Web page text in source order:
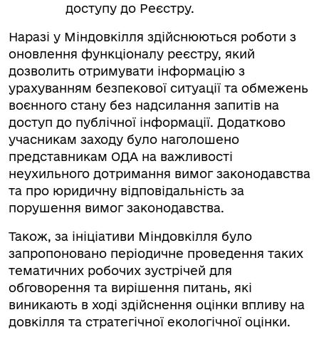
доступу до Реєстру.
Наразі у Міндовкілля здійснюються роботи з
оновлення функціоналу реєстру, який
дозволить отримувати інформацію з
урахуванням безпекової ситуації та обмежень
воєнного стану без надсилання запитів на
доступ до публічної інформації. Додатково
учасникам заходу було наголошено
представникам ОДА на важливості
неухильного дотримання вимог законодавства
та про юридичну відповідальність за
порушення вимог законодавства.
Також, за ініціативи Міндовкілля було
запропоновано періодичне проведення таких
тематичних робочих зустрічей для
обговорення та вирішення питань, які
виникають в ході здійснення оцінки впливу на
довкілля та стратегічної екологічної оцінки.